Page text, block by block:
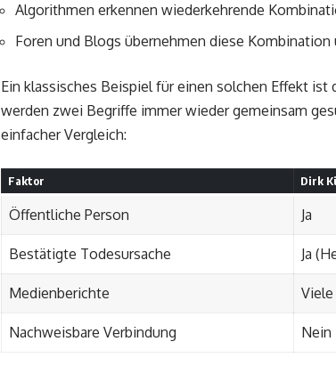
Algorithmen erkennen wiederkehrende
Foren und Blogs übernehmen diese
Ein klassisches Beispiel für einen solchen Effekt ist
werden zwei Begriffe immer wieder gemeinsam
einfacher Vergleich:
Faktor Dirk
Öffentliche Person Ja
Bestätigte Todesursache Ja
Medienberichte Viele
Nachweisbare Verbindung Nein